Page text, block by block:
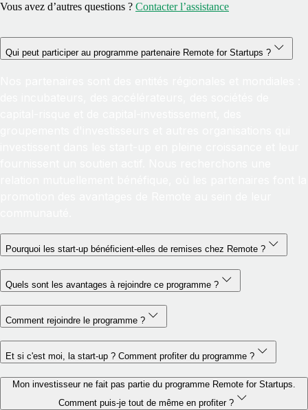
Vous avez d’autres questions ? Contacter l’assistance
Qui peut participer au programme partenaire Remote for Startups ?
Pourquoi les start-up bénéficient-elles de remises chez Remote ?
Quels sont les avantages à rejoindre ce programme ?
Comment rejoindre le programme ?
Et si c'est moi, la start-up ? Comment profiter du programme ?
Mon investisseur ne fait pas partie du programme Remote for Startups.
Comment puis-je tout de même en profiter ?